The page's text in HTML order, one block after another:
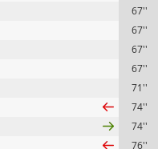
67''
67''
67''
67''
71''
74''
74''
76''